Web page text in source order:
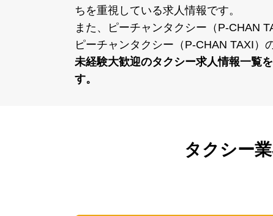
宇部市で未経験大歓迎の
タクシードライバーになるために学歴
ちを重視している求⼈情報です。
また、ピーチャンタクシー（P-CHAN